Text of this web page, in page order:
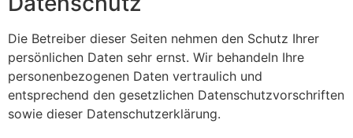
Die Betreiber dieser Seiten nehmen den Schutz Ihrer
persönlichen Daten sehr ernst. Wir behandeln Ihre
personenbezogenen Daten vertraulich und
entsprechend den gesetzlichen Datenschutzvorschriften
sowie dieser Datenschutzerklärung.